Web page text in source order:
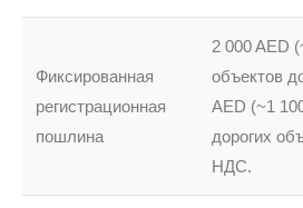
Фиксированная
регистрационная
пошлина
2 000 AED
объектов
AED (~1
дорогих
НДС.